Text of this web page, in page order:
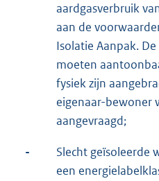
aardgasverbruik
aan de
Isolatie Aanpak.
moeten
fysiek zijn
eigenaar-bewoner
aangevraagd;
-
Slecht geïsoleerde
een